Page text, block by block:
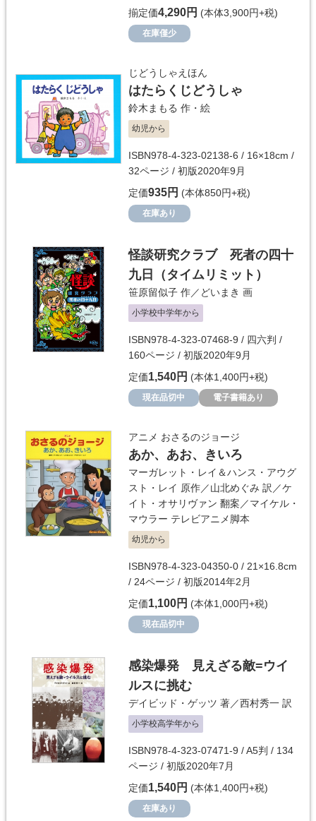
揃定価4,290円 (本体3,900円+税)
在庫僅少
じどうしゃえほん
はたらくじどうしゃ
鈴木まもる 作・絵
幼児から
ISBN978-4-323-02138-6 / 16×18cm /
32ページ / 初版2020年9月
定価935円 (本体850円+税)
在庫あり
怪談研究クラブ 死者の四十
九日（タイムリミット）
笹原留似子 作／ どいまき 画
小学校中学年から
ISBN978-4-323-07468-9 / 四六判 /
160ページ / 初版2020年9月
定価1,540円 (本体1,400円+税)
現在品切中 電子書籍あり
アニメ おさるのジョージ
あか、あお、きいろ
マーガレット・レイ＆ハンス・アウグ
スト・レイ 原作／山北めぐみ 訳／ケ
イト・オサリヴァン 翻案／マイケル・
マウラー テレビアニメ脚本
幼児から
ISBN978-4-323-04350-0 / 21×16.8cm
/ 24ページ / 初版2014年2月
定価1,100円 (本体1,000円+税)
現在品切中
感染爆発 見えざる敵=ウイ
ルスに挑む
デイビッド・ゲッツ 著／西村秀一 訳
小学校高学年から
ISBN978-4-323-07471-9 / A5判 / 134
ページ / 初版2020年7月
定価1,540円 (本体1,400円+税)
在庫あり